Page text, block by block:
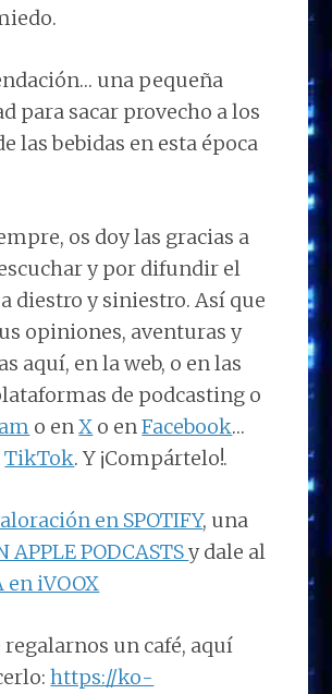
una pequeña
para sacar provecho a los
las bebidas en esta época
os doy las gracias a
y por difundir el
diestro y siniestro. Así que
opiniones, aventuras y
aquí, en la web, o en las
de podcasting o
o enX o enFacebook…
TikTok. Y ¡Compártelo!.
en SPOTIFY, una
APPLE PODCASTSy dale al
en iVOOX
regalarnos un café, aquí
https://ko-